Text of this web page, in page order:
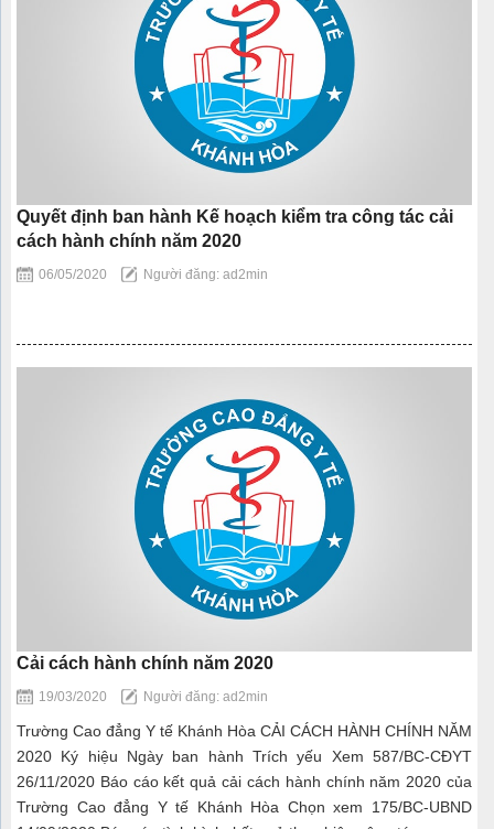
Quyết định ban hành Kế hoạch kiểm tra công tác cải
cách hành chính năm 2020
06/05/2020 Người đăng: ad2min
Cải cách hành chính năm 2020
19/03/2020 Người đăng: ad2min
Trường Cao đẳng Y tế Khánh Hòa CẢI CÁCH HÀNH CHÍNH NĂM
2020 Ký hiệu Ngày ban hành Trích yếu Xem 587/BC-CĐYT
26/11/2020 Báo cáo kết quả cải cách hành chính năm 2020 của
Trường Cao đẳng Y tế Khánh Hòa Chọn xem 175/BC-UBND